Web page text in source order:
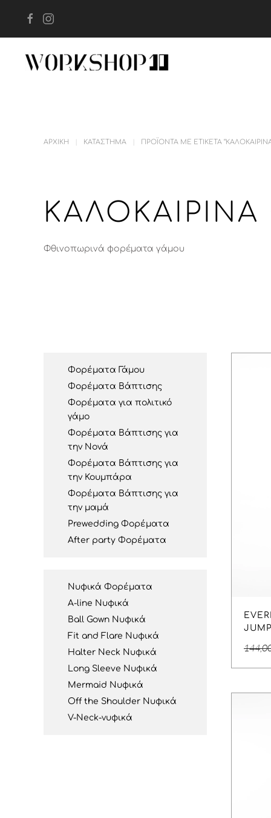
ΑΡΧΙΚΉ ΚΑΤΆΣΤΗΜΑ ΠΡΟΪΌΝΤΑ ΜΕ ΕΤΙΚΈΤΑ
Φθινοπωρινά φορέματα γάμου
Φορέματα Γάμου
Φορέματα Βάπτισης
Φορέματα για πολιτικό
γάμο
Φορέματα Βάπτισης για
την Νονά
Φορέματα Βάπτισης για
την Κουμπάρα
Φορέματα Βάπτισης για
την μαμά
Prewedding Φορέματα
After party Φορέματα
Νυφικά Φορέματα
A-line Νυφικά
Ball Gown Νυφικά
Fit and Flare Νυφικά
Halter Neck Νυφικά
Long Sleeve Νυφικά
Mermaid Νυφικά
Off the Shoulder Νυφικά
V-Neck-νυφικά